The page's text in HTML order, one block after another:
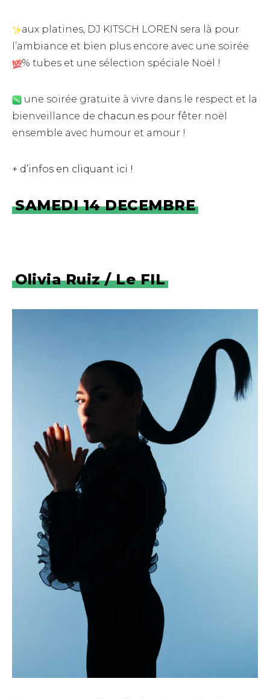
aux platines, DJ KITSCH LOREN sera là pour
l’ambiance et bien plus encore avec une soirée
% tubes et une sélection spéciale Noël !
une soirée gratuite à vivre dans le respect et la
bienveillance de chacun.es pour fêter noël
ensemble avec humour et amour !
+ d’infos en cliquant ici !
SAMEDI 14 DECEMBRE
Olivia Ruiz / Le FIL